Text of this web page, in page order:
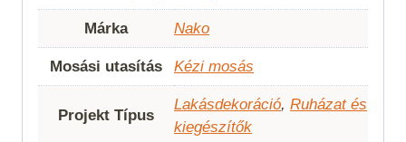
Márka Nako
Mosási utasítás Kézi mosás
Projekt Típus
Lakásdekoráció, Ruházat és
kiegészítők